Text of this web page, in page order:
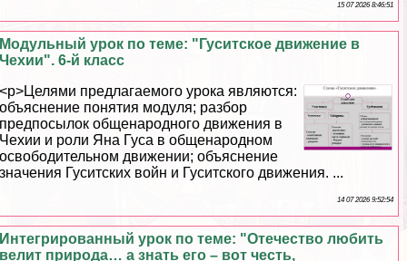
15 07 2026 8:46:51
Модульный урок по теме: "Гуситское движение в
Чехии". 6-й класс
<p>Целями предлагаемого урока являются:
объяснение понятия модуля; разбор
предпосылок общенародного движения в
Чехии и роли Яна Гуса в общенародном
освободительном движении; объяснение
значения Гуситских войн и Гуситского движения. ...
14 07 2026 9:52:54
Интегрированный урок по теме: "Отечество любить
велит природа… а знать его – вот честь,